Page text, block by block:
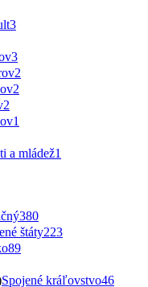
3
3
2
2
2
1
a mládež1
380
štáty223
89
Spojené kráľovstvo46